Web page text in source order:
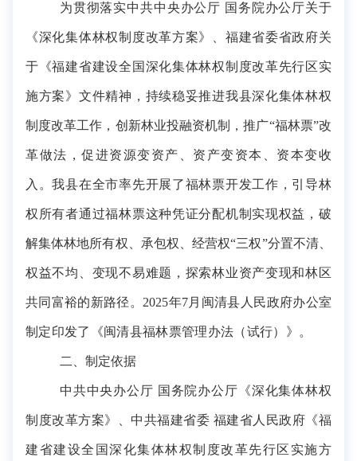
为贯彻落实中共中央办公厅 国务院办公厅关于
《深化集体林权制度改革方案》、福建省委省政府关
于《福建省建设全国深化集体林权制度改革先行区实
施方案》 文件精神，持续稳妥推进我县深化集体林权
制度改革工作，创新林业投融资机制，推广“福林票”改
革做法，促进资源变资产、资产变资本、资本变收
入。我县在全市率先开展了福林票开发工作，引导林
权所有者通过福林票这种凭证分配机制实现权益，破
解集体林地所有权、承包权、经营权“三权”分置不清、
权益不均、变现不易难题，探索林业资产变现和林区
共同富裕的新路径。2025年7月闽清县人民政府办公室
制定印发了 《闽清县福林票管理办法（试行）》 。
二、制定依据
中共中央办公厅 国务院办公厅《深化集体林权
制度改革方案》、中共福建省委 福建省人民政府《福
建省建设全国深化集体林权制度改革先行区实施方